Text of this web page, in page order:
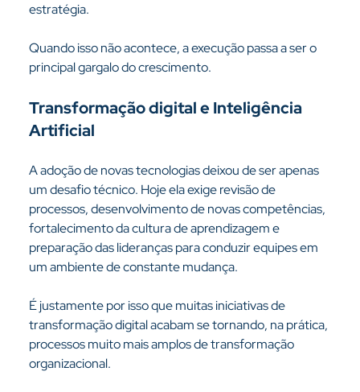
estratégia.
Quando isso não acontece, a execução passa a ser o
principal gargalo do crescimento.
Transformação digital e Inteligência
Artificial
A adoção de novas tecnologias deixou de ser apenas
um desafio técnico. Hoje ela exige revisão de
processos, desenvolvimento de novas competências,
fortalecimento da cultura de aprendizagem e
preparação das lideranças para conduzir equipes em
um ambiente de constante mudança.
É justamente por isso que muitas iniciativas de
transformação digital acabam se tornando, na prática,
processos muito mais amplos de transformação
organizacional.